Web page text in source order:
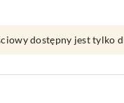
dostępny jest tylko